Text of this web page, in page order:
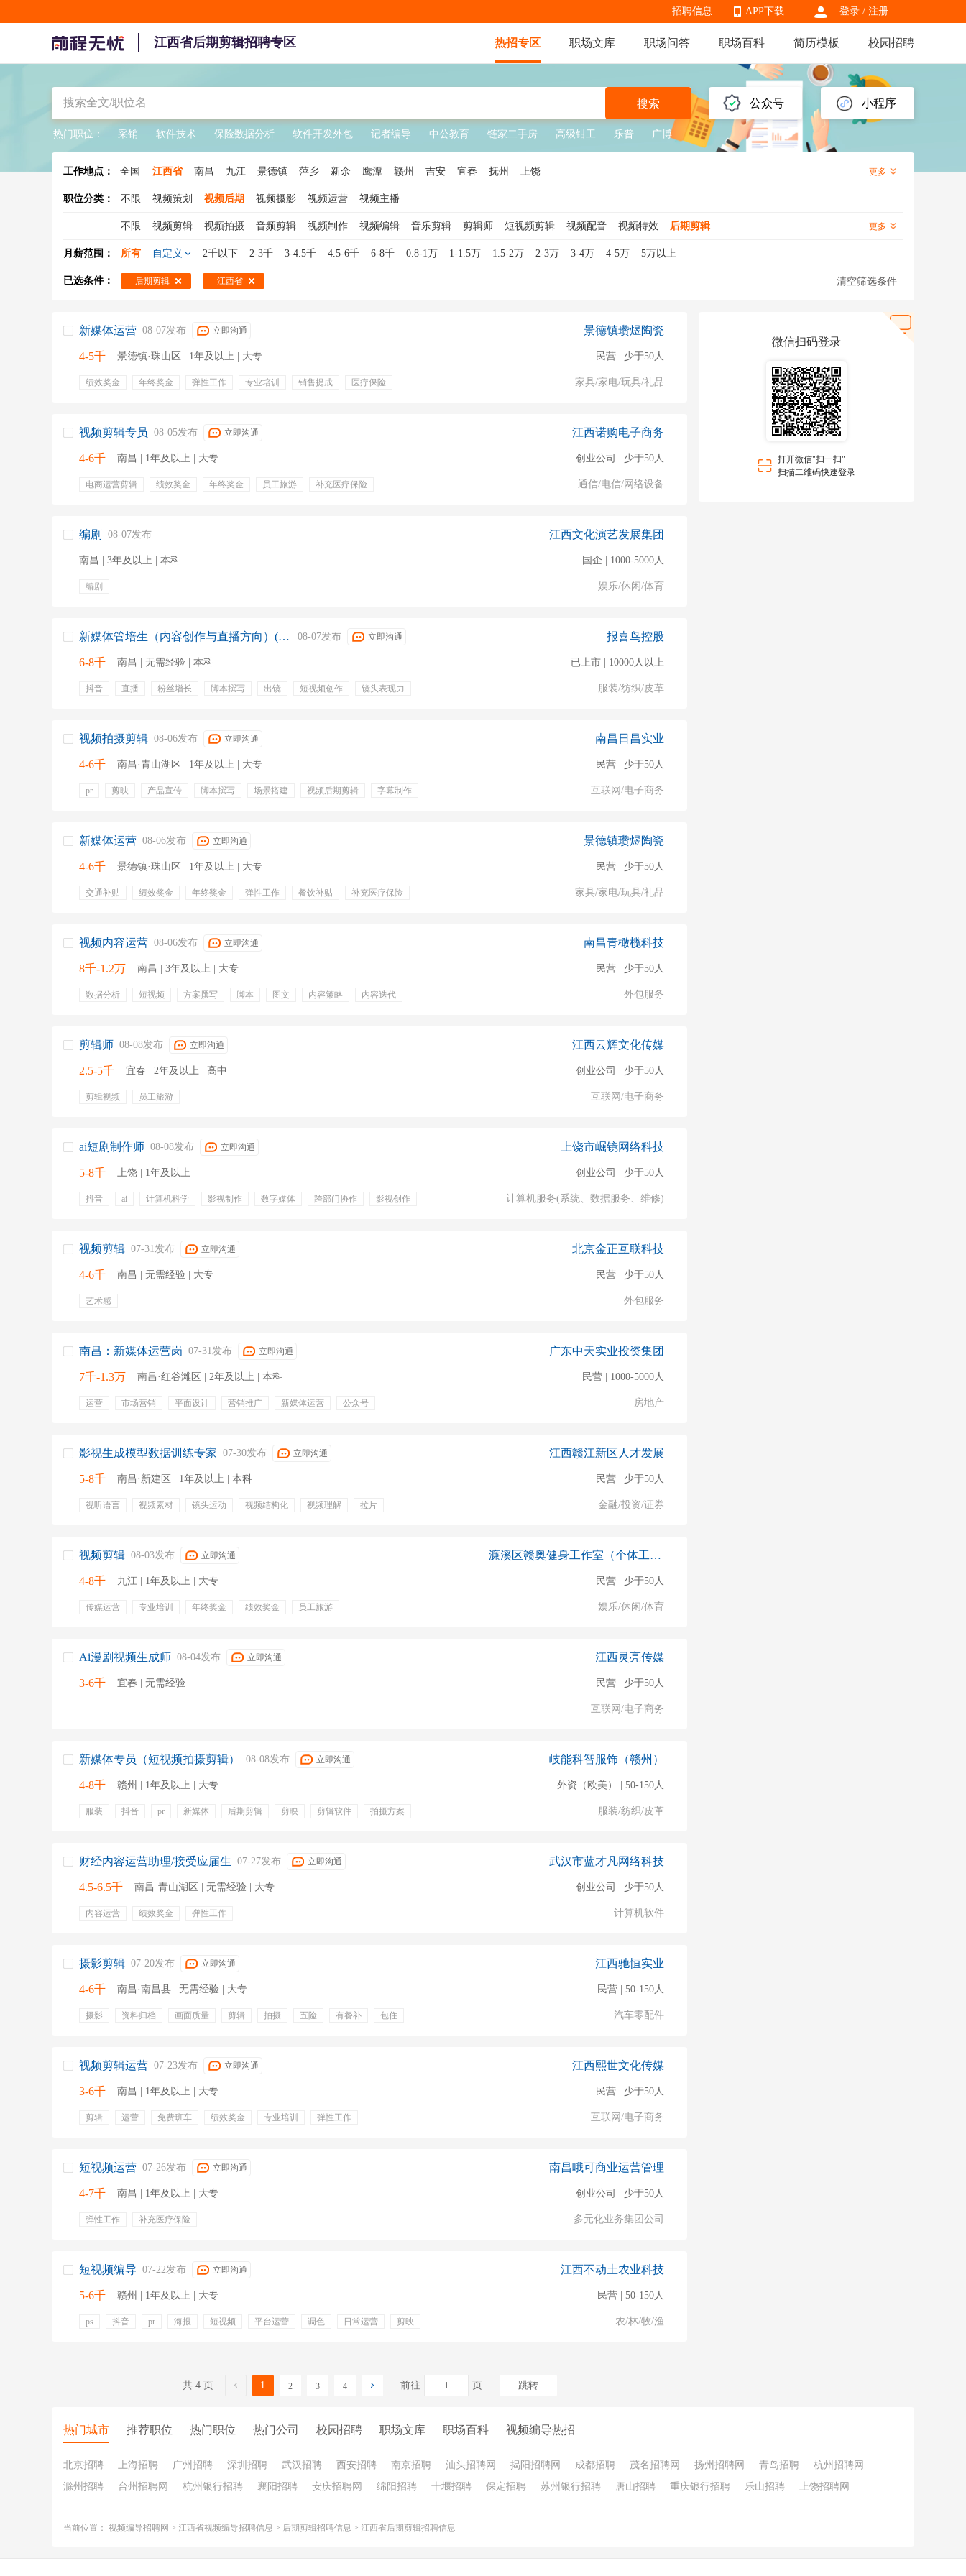
登录 / 注册
APP下载
APP下载
招聘信息
江西省后期剪辑招聘专区 热招专区 职场文库 职场问答 职场百科 简历模板 校园招聘
公众号 小程序
搜索
热门职位： 采销 软件技术 保险数据分析 软件开发外包 记者编导 中公教育 链家二手房 高级钳工 乐普 广博
工作地点： 全国 江西省 南昌 九江 景德镇 萍乡 新余 鹰潭 赣州 吉安 宜春 抚州 上饶 更多
职位分类： 不限 视频策划 视频后期 视频摄影 视频运营 视频主播
不限 视频剪辑 视频拍摄 音频剪辑 视频制作 视频编辑 音乐剪辑 剪辑师 短视频剪辑 视频配音 视频特效 后期剪辑 更多
月薪范围： 所有 自定义 2千以下 2-3千 3-4.5千 4.5-6千 6-8千 0.8-1万 1-1.5万 1.5-2万 2-3万 3-4万 4-5万 5万以上
已选条件： 后期剪辑 江西省 清空筛选条件
新媒体运营 08-07发布 立即沟通
4-5千 景德镇·珠山区 | 1年及以上 | 大专
绩效奖金 年终奖金 弹性工作 专业培训 销售提成 医疗保险
景德镇瓒煜陶瓷
民营 | 少于50人
家具/家电/玩具/礼品
视频剪辑专员 08-05发布 立即沟通
4-6千 南昌 | 1年及以上 | 大专
电商运营剪辑 绩效奖金 年终奖金 员工旅游 补充医疗保险
江西诺购电子商务
创业公司 | 少于50人
通信/电信/网络设备
编剧 08-07发布
南昌 | 3年及以上 | 本科
编剧
江西文化演艺发展集团
国企 | 1000-5000人
娱乐/休闲/体育
新媒体管培生（内容创作与直播方向）(J11104) 08-07发布 立即沟通
6-8千 南昌 | 无需经验 | 本科
抖音 直播 粉丝增长 脚本撰写 出镜 短视频创作
镜头表现力
报喜鸟控股
已上市 | 10000人以上
服装/纺织/皮革
视频拍摄剪辑 08-06发布 立即沟通
4-6千 南昌·青山湖区 | 1年及以上 | 大专
pr 剪映 产品宣传 脚本撰写 场景搭建 视频后期剪辑
字幕制作
南昌日昌实业
民营 | 少于50人
互联网/电子商务
新媒体运营 08-06发布 立即沟通
4-6千 景德镇·珠山区 | 1年及以上 | 大专
交通补贴 绩效奖金 年终奖金 弹性工作 餐饮补贴
补充医疗保险
景德镇瓒煜陶瓷
民营 | 少于50人
家具/家电/玩具/礼品
视频内容运营 08-06发布 立即沟通
8千-1.2万 南昌 | 3年及以上 | 大专
数据分析 短视频 方案撰写 脚本 图文 内容策略 内容迭代
南昌青橄榄科技
民营 | 少于50人
外包服务
剪辑师 08-08发布 立即沟通
2.5-5千 宜春 | 2年及以上 | 高中
剪辑视频 员工旅游
江西云辉文化传媒
创业公司 | 少于50人
互联网/电子商务
ai短剧制作师 08-08发布 立即沟通
5-8千 上饶 | 1年及以上
抖音 ai 计算机科学 影视制作 数字媒体 跨部门协作
影视创作
上饶市崛镜网络科技
创业公司 | 少于50人
计算机服务(系统、数据服务、维修)
视频剪辑 07-31发布 立即沟通
4-6千 南昌 | 无需经验 | 大专
艺术感
北京金正互联科技
民营 | 少于50人
外包服务
南昌：新媒体运营岗 07-31发布 立即沟通
7千-1.3万 南昌·红谷滩区 | 2年及以上 | 本科
运营 市场营销 平面设计 营销推广 新媒体运营
公众号
广东中天实业投资集团
民营 | 1000-5000人
房地产
影视生成模型数据训练专家 07-30发布 立即沟通
5-8千 南昌·新建区 | 1年及以上 | 本科
视听语言 视频素材 镜头运动 视频结构化 视频理解
拉片
江西赣江新区人才发展
民营 | 少于50人
金融/投资/证券
视频剪辑 08-03发布 立即沟通
4-8千 九江 | 1年及以上 | 大专
传媒运营 专业培训 年终奖金 绩效奖金 员工旅游
濂溪区赣奥健身工作室（个体工商户）
民营 | 少于50人
娱乐/休闲/体育
Ai漫剧视频生成师 08-04发布 立即沟通
3-6千 宜春 | 无需经验
江西灵亮传媒
民营 | 少于50人
互联网/电子商务
新媒体专员（短视频拍摄剪辑） 08-08发布 立即沟通
4-8千 赣州 | 1年及以上 | 大专
服装 抖音 pr 新媒体 后期剪辑 剪映 剪辑软件
拍摄方案
岐能科智服饰（赣州）
外资（欧美） | 50-150人
服装/纺织/皮革
财经内容运营助理/接受应届生 07-27发布 立即沟通
4.5-6.5千 南昌·青山湖区 | 无需经验 | 大专
内容运营 绩效奖金 弹性工作
武汉市蓝才凡网络科技
创业公司 | 少于50人
计算机软件
摄影剪辑 07-20发布 立即沟通
4-6千 南昌·南昌县 | 无需经验 | 大专
摄影 资料归档 画面质量 剪辑 拍摄 五险 有餐补 包住
江西驰恒实业
民营 | 50-150人
汽车零配件
视频剪辑运营 07-23发布 立即沟通
3-6千 南昌 | 1年及以上 | 大专
剪辑 运营 免费班车 绩效奖金 专业培训 弹性工作
江西熙世文化传媒
民营 | 少于50人
互联网/电子商务
短视频运营 07-26发布 立即沟通
4-7千 南昌 | 1年及以上 | 大专
弹性工作 补充医疗保险
南昌哦可商业运营管理
创业公司 | 少于50人
多元化业务集团公司
短视频编导 07-22发布 立即沟通
5-6千 赣州 | 1年及以上 | 大专
ps 抖音 pr 海报 短视频 平台运营 调色 日常运营
剪映
江西不动土农业科技
民营 | 50-150人
农/林/牧/渔
共 4 页 1 2 3 4 前往 页 跳转
微信扫码登录
打开微信"扫一扫"
扫描二维码快速登录
热门城市 推荐职位 热门职位 热门公司 校园招聘 职场文库 职场百科 视频编导热招
北京招聘 上海招聘 广州招聘 深圳招聘 武汉招聘 西安招聘 南京招聘 汕头招聘网 揭阳招聘网 成都招聘 茂名招聘网 扬州招聘网 青岛招聘
杭州招聘网
滁州招聘
台州招聘网 杭州银行招聘 襄阳招聘 安庆招聘网 绵阳招聘 十堰招聘 保定招聘 苏州银行招聘 唐山招聘 重庆银行招聘 乐山招聘 上饶招聘网
当前位置： 视频编导招聘网 > 江西省视频编导招聘信息 > 后期剪辑招聘信息 > 江西省后期剪辑招聘信息